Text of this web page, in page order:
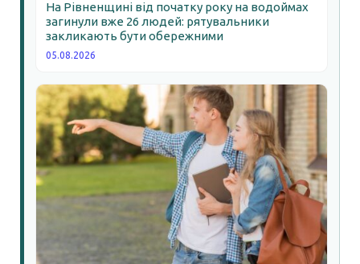
На Рівненщині від початку року на водоймах
загинули вже 26 людей: рятувальники
закликають бути обережними
05.08.2026